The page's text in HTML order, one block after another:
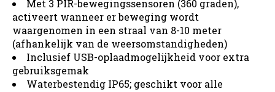
Met 3 PIR-bewegingssensoren (360 graden),
activeert wanneer er beweging wordt
waargenomen in een straal van 8-10 meter
(afhankelijk van de weersomstandigheden)
Inclusief USB-oplaadmogelijkheid voor extra
gebruiksgemak
Waterbestendig IP65; geschikt voor alle